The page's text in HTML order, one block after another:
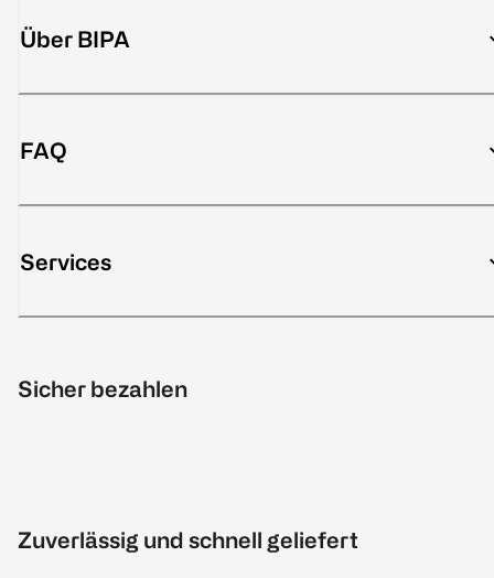
Über BIPA
FAQ
Services
Sicher bezahlen
Zuverlässig und schnell geliefert